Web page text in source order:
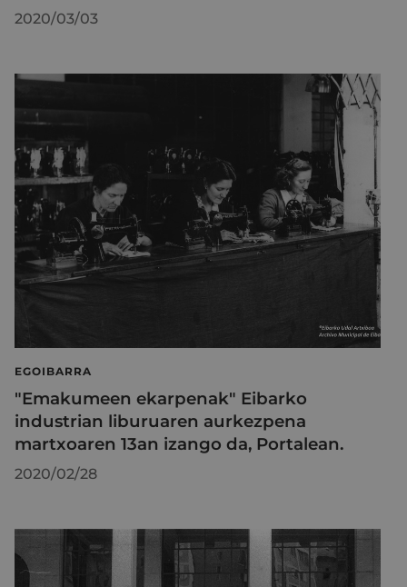
2020/03/03
EGOIBARRA
"Emakumeen ekarpenak" Eibarko
industrian liburuaren aurkezpena
martxoaren 13an izango da, Portalean.
2020/02/28